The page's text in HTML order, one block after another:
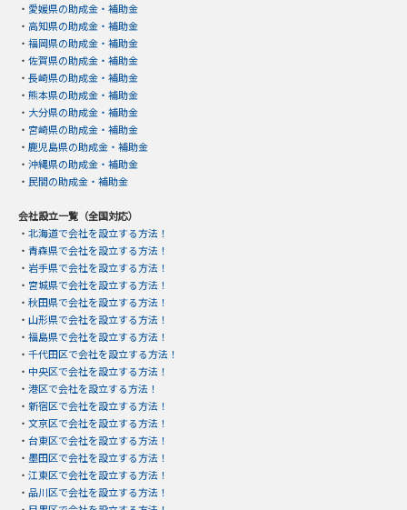
・ 愛媛県の助成金・補助金
・ 高知県の助成金・補助金
・ 福岡県の助成金・補助金
・ 佐賀県の助成金・補助金
・ 長崎県の助成金・補助金
・ 熊本県の助成金・補助金
・ 大分県の助成金・補助金
・ 宮崎県の助成金・補助金
・ 鹿児島県の助成金・補助金
・ 沖縄県の助成金・補助金
・ 民間の助成金・補助金
会社設立一覧（全国対応）
・ 北海道で会社を設立する方法！
・ 青森県で会社を設立する方法！
・ 岩手県で会社を設立する方法！
・ 宮城県で会社を設立する方法！
・ 秋田県で会社を設立する方法！
・ 山形県で会社を設立する方法！
・ 福島県で会社を設立する方法！
・ 千代田区で会社を設立する方法！
・ 中央区で会社を設立する方法！
・ 港区で会社を設立する方法！
・ 新宿区で会社を設立する方法！
・ 文京区で会社を設立する方法！
・ 台東区で会社を設立する方法！
・ 墨田区で会社を設立する方法！
・ 江東区で会社を設立する方法！
・ 品川区で会社を設立する方法！